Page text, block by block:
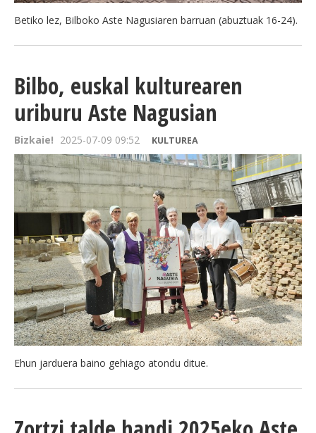
Betiko lez, Bilboko Aste Nagusiaren barruan (abuztuak 16-24).
Bilbo, euskal kulturearen
uriburu Aste Nagusian
Bizkaie! 2025-07-09 09:52 KULTUREA
Ehun jarduera baino gehiago atondu ditue.